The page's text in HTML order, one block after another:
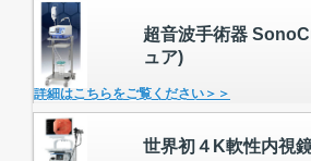
超音波手術器
ュア)
詳細はこちらをご覧ください＞＞
世界初４K軟性内視